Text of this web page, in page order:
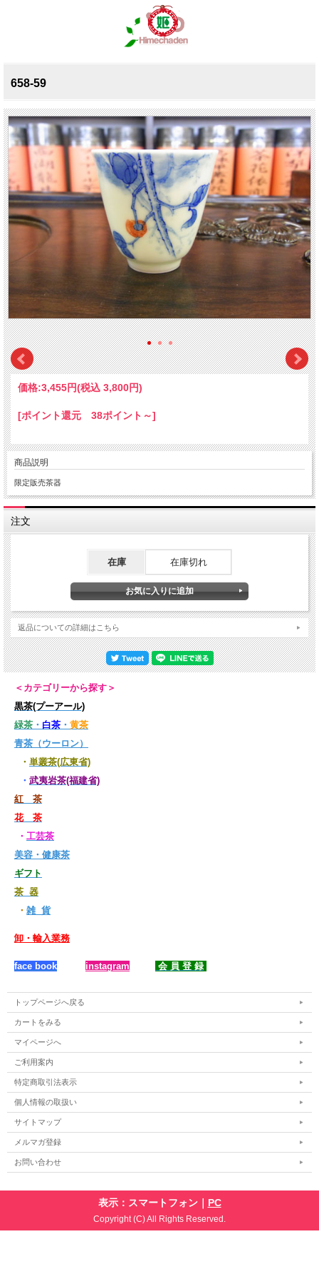
658-59
価格:3,455円(税込 3,800円)
[ポイント還元 38ポイント～]
商品説明
限定販売茶器
注文
在庫 在庫切れ
返品についての詳細はこちら
＜カテゴリーから探す＞
黒茶(プーアール)
緑茶 ・ 白茶 ・ 黄茶
青茶（ウーロン）
・ 単叢茶(広東省)
・ 武夷岩茶(福建省)
紅 茶
花 茶
・ 工芸茶
美容・健康茶
ギフト
茶 器
・ 雑 貨
卸・輸入業務
face book instagram 会 員 登 録
トップページへ戻る
カートをみる
マイページへ
ご利用案内
特定商取引法表示
個人情報の取扱い
サイトマップ
メルマガ登録
お問い合わせ
表示：スマートフォン｜ PC
Copyright (C) All Rights Reserved.